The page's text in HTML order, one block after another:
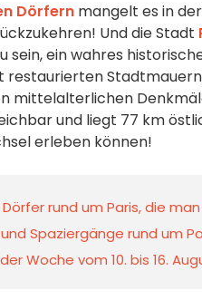
Dörfern mangelt es in
Und die Stadt
sein, ein wahres
restaurierten
mittelalterlichen
und liegt 77 km
erleben können!
rund um Paris, die
Spaziergänge rund um
Woche vom 10. bis 16.